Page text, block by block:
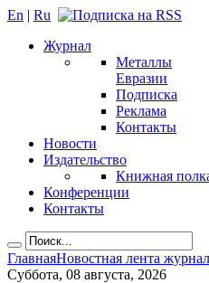
En | Ru
Журнал
Металлы
Евразии
Подписка
Реклама
Контакты
Новости
Издательство
Книжная
Конференции
Контакты
ГлавнаяНовостная лента
Суббота, 08 августа, 2026